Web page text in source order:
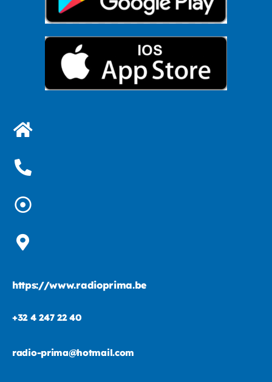
https://www.radioprima.be
+32 4 247 22 40
radio-prima@hotmail.com